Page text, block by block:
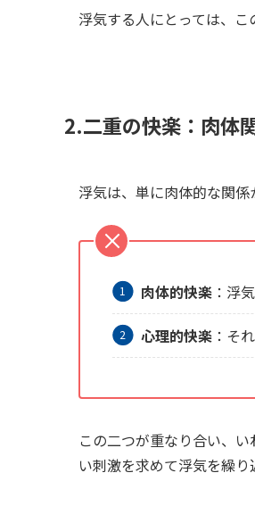
浮気する人にとっては、こ
2.二重の快楽：肉体
浮気は、単に肉体的な関係
肉体的快楽 ：浮
心理的快楽 ：そ
この二つが重なり合い、
い刺激を求めて浮気を繰り